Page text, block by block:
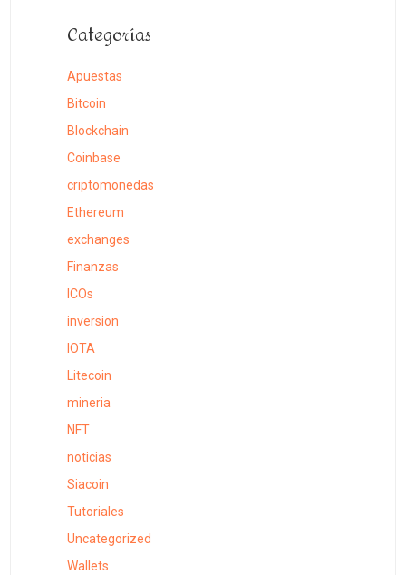
Categorías
Apuestas
Bitcoin
Blockchain
Coinbase
criptomonedas
Ethereum
exchanges
Finanzas
ICOs
inversion
IOTA
Litecoin
mineria
NFT
noticias
Siacoin
Tutoriales
Uncategorized
Wallets